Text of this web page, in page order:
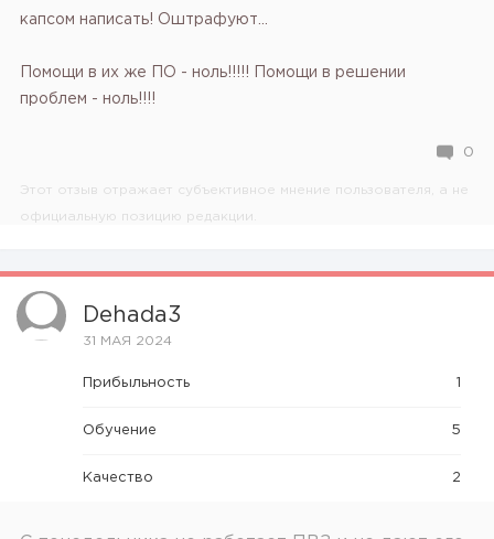
капсом написать! Оштрафуют...
Помощи в их же ПО - ноль!!!!! Помощи в решении
проблем - ноль!!!!
0
Этот отзыв отражает субъективное мнение пользователя, а не
официальную позицию редакции.
Dehada3
31 МАЯ 2024
Прибыльность 1
Обучение 5
Качество 2